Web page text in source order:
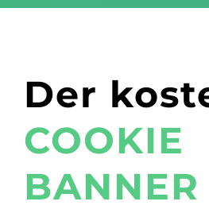
Der
COOKIE
BANNER